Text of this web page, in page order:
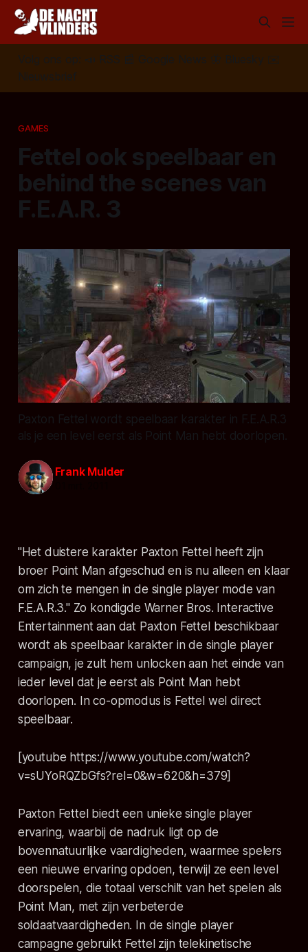
Volg ons op: 📣 RSS 📰 Google News 🦋 Bluesky
✉️
Nieuwsbrief
GAMES
Fettel ook speelbaar en
behind the scenes van
F.E.A.R. 3
Paxton Fettel wordt speelbaar karakter in F.E.A.R.3
als je een level eerst als Point Man hebt doorlopen.
Frank Mulder
"Het duistere karakter Paxton Fettel heeft zijn
broer Point Man afgeschud en is nu alleen en klaar
om zich te mengen in de single player mode van
F.E.A.R.3." Zo kondigde Warner Bros. Interactive
Entertainment aan dat Paxton Fettel beschikbaar
wordt als speelbaar karakter in de single player
campaign, je zult hem unlocken aan het einde van
ieder level dat je eerst als Point Man hebt
doorlopen. In co-opmodus is Fettel wel direct
speelbaar.
[youtube https://www.youtube.com/watch?
v=sUYoRQZbGfs?rel=0&w=620&h=379]
Paxton Fettel biedt een unieke single player
ervaring, waarbij de nadruk ligt op de
bovennatuurlijke vaardigheden, waarmee spelers
een nieuwe ervaring opdoen, terwijl ze een level
doorspelen, die totaal verschilt van het spelen als
Point Man, met zijn verbeterde
soldaatvaardigheden. In de single player
campagne gebruikt Fettel zijn telekinetische